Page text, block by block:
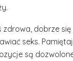
zdrowa, dobrze
seks.
są